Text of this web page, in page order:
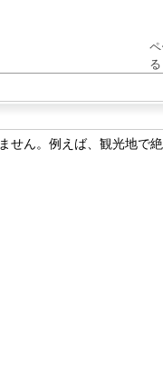
る
せん。例えば、観光地で